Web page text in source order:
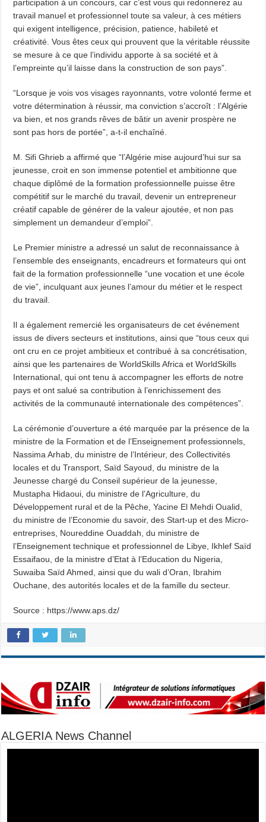
participation à un concours, car c’est vous qui redonnerez au
travail manuel et professionnel toute sa valeur, à ces métiers
qui exigent intelligence, précision, patience, habileté et
créativité. Vous êtes ceux qui prouvent que la véritable réussite
se mesure à ce que l’individu apporte à sa société et à
l’empreinte qu’il laisse dans la construction de son pays”.
“Lorsque je vois vos visages rayonnants, votre volonté ferme et
votre détermination à réussir, ma conviction s’accroît : l’Algérie
va bien, et nos grands rêves de bâtir un avenir prospère ne
sont pas hors de portée”, a-t-il enchaîné.
M. Sifi Ghrieb a affirmé que “l’Algérie mise aujourd’hui sur sa
jeunesse, croit en son immense potentiel et ambitionne que
chaque diplômé de la formation professionnelle puisse être
compétitif sur le marché du travail, devenir un entrepreneur
créatif capable de générer de la valeur ajoutée, et non pas
simplement un demandeur d’emploi”.
Le Premier ministre a adressé un salut de reconnaissance à
l’ensemble des enseignants, encadreurs et formateurs qui ont
fait de la formation professionnelle “une vocation et une école
de vie”, inculquant aux jeunes l’amour du métier et le respect
du travail.
Il a également remercié les organisateurs de cet événement
issus de divers secteurs et institutions, ainsi que “tous ceux qui
ont cru en ce projet ambitieux et contribué à sa concrétisation,
ainsi que les partenaires de WorldSkills Africa et WorldSkills
International, qui ont tenu à accompagner les efforts de notre
pays et ont salué sa contribution à l’enrichissement des
activités de la communauté internationale des compétences”.
La cérémonie d’ouverture a été marquée par la présence de la
ministre de la Formation et de l’Enseignement professionnels,
Nassima Arhab, du ministre de l’Intérieur, des Collectivités
locales et du Transport, Saïd Sayoud, du ministre de la
Jeunesse chargé du Conseil supérieur de la jeunesse,
Mustapha Hidaoui, du ministre de l’Agriculture, du
Développement rural et de la Pêche, Yacine El Mehdi Oualid,
du ministre de l’Economie du savoir, des Start-up et des Micro-
entreprises, Noureddine Ouaddah, du ministre de
l’Enseignement technique et professionnel de Libye, Ikhlef Saïd
Essaifaou, de la ministre d’Etat à l’Education du Nigeria,
Suwaiba Saïd Ahmed, ainsi que du wali d’Oran, Ibrahim
Ouchane, des autorités locales et de la famille du secteur.
Source : https://www.aps.dz/
ALGERIA News Channel